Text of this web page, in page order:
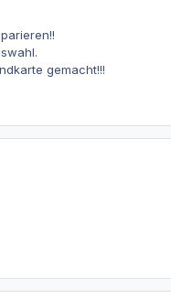
gemacht!!!